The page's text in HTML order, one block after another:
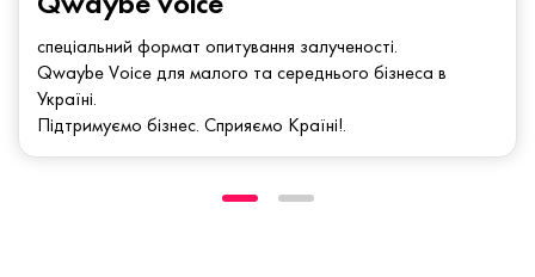
спеціальний формат опитування залученості.
Qwaybe Voice для малого та середнього бізнеса в
Україні.
Підтримуємо бізнес. Сприяємо Країні!.